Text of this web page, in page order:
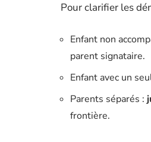
Pour clarifier les
Enfant non
parent signataire.
Enfant avec un
Parents séparés :
frontière.